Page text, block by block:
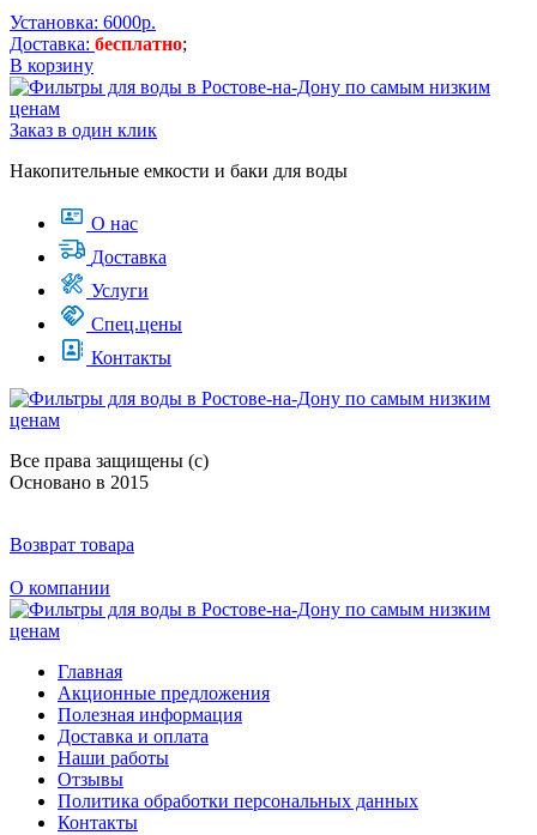
Установка: 6000р.
Доставка: бесплатно;
В корзину
Заказ в один клик
Накопительные емкости и баки для воды
О нас
Доставка
Услуги
Спец.цены
Контакты
Все права защищены (с)
Основано в 2015
Возврат товара
О компании
Главная
Акционные предложения
Полезная информация
Доставка и оплата
Наши работы
Отзывы
Политика обработки персональных данных
Контакты